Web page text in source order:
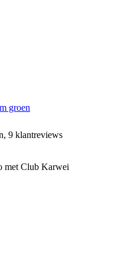
groen
9 klantreviews
met Club Karwei